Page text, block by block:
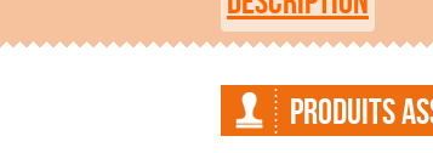
PRODUITS